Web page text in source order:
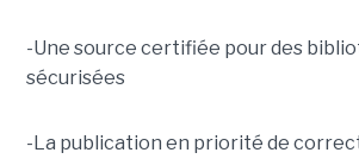
-Une source certifiée pour des
sécurisées
-La publication en priorité de